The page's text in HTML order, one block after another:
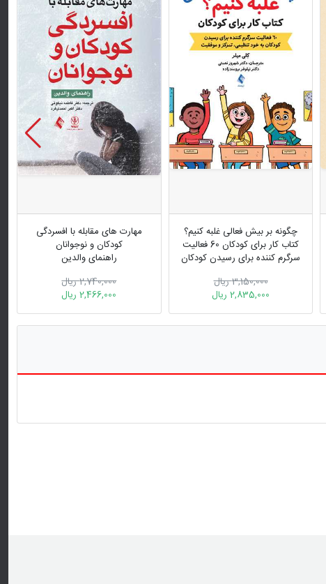
چگونه بر بیش فعالی غلبه کنیم؟
کتاب کار برای کودکان 60 فعالیت
سرگرم کننده برای رسیدن کودکان
3,150,000 ریال
2,835,000 ریال
مهارت های مقابله با افسردگی
کودکان و نوجوانان
راهنمای والدین
2,740,000 ریال
2,466,000 ریال